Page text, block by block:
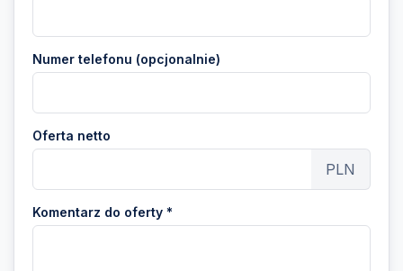
Numer telefonu (opcjonalnie)
Oferta netto
PLN
Komentarz do oferty *